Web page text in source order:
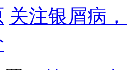
关注银屑病